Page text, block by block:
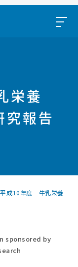
栄養
究報告
平成10年度 牛乳栄養
sponsored by